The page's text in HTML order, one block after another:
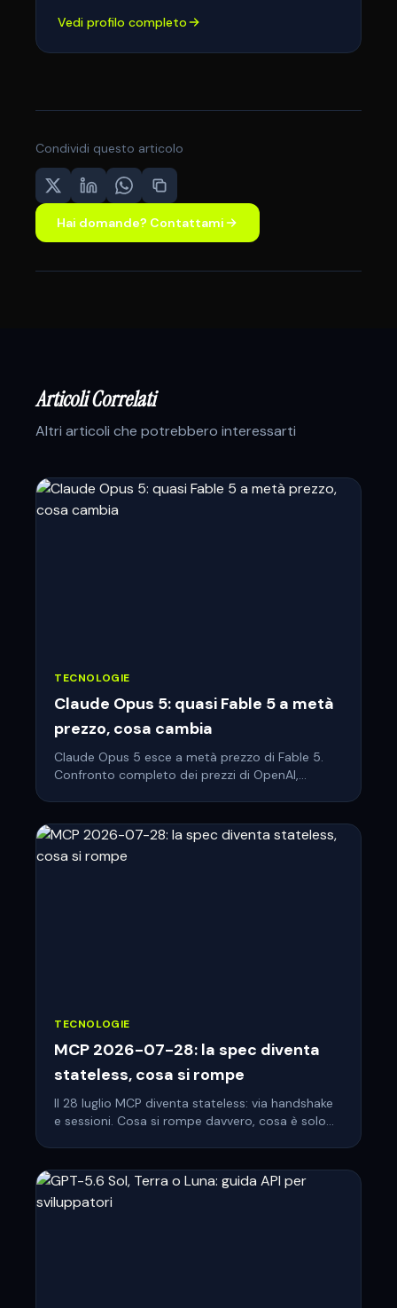
Vedi profilo completo
Condividi questo articolo
Hai domande? Contattami
Articoli Correlati
Altri articoli che potrebbero interessarti
TECNOLOGIE
Claude Opus 5: quasi Fable 5 a metà
prezzo, cosa cambia
Claude Opus 5 esce a metà prezzo di Fable 5.
Confronto completo dei prezzi di OpenAI,
TECNOLOGIE
MCP 2026-07-28: la spec diventa
stateless, cosa si rompe
Il 28 luglio MCP diventa stateless: via handshake
e sessioni. Cosa si rompe davvero, cosa è solo